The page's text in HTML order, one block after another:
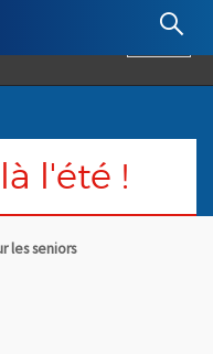
Angers.fr : Retour à l'accueil
l'été !
les seniors